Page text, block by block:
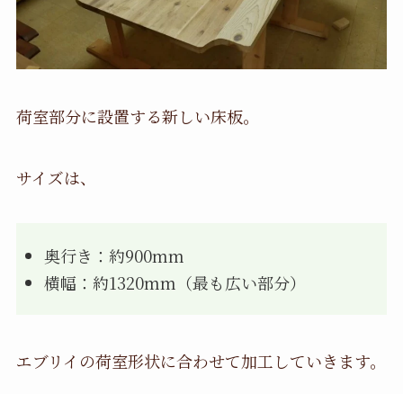
荷室部分に設置する新しい床板。
サイズは、
奥行き：約900mm
横幅：約1320mm（最も広い部分）
エブリイの荷室形状に合わせて加工していきます。